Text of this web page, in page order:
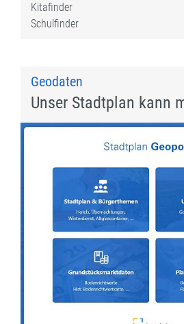
Kitafinder
Schulfinder
Geodaten
Unser Stadtplan kann